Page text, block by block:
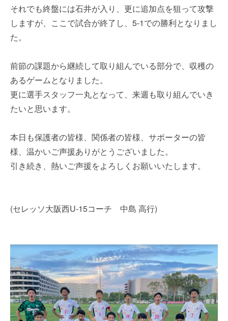
それでも終盤には石井が入り、更に追加点を狙って攻撃
しますが、ここで試合が終了し、5-1での勝利となりまし
た。
前節の課題から継続して取り組んでいる部分で、収穫の
あるゲームとなりました。
更に選手スタッフ一丸となって、来週も取り組んでいき
たいと思います。
本日も保護者の皆様、関係者の皆様、サポーターの皆
様、温かいご声援ありがとうございました。
引き続き、熱いご声援をよろしくお願いいたします。
(セレッソ大阪西U-15コーチ 中島 高行)